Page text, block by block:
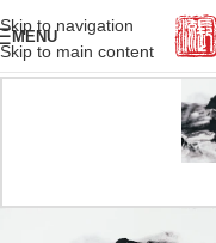
Skip to navigation
Skip to main content
MENU